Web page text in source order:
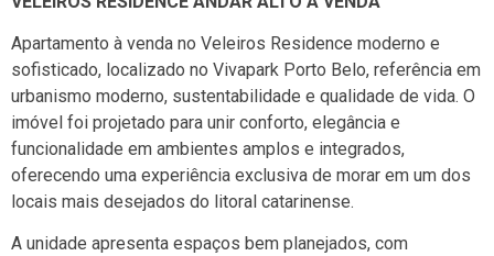
Apartamento à venda no Veleiros Residence moderno e
sofisticado, localizado no Vivapark Porto Belo, referência em
urbanismo moderno, sustentabilidade e qualidade de vida. O
imóvel foi projetado para unir conforto, elegância e
funcionalidade em ambientes amplos e integrados,
oferecendo uma experiência exclusiva de morar em um dos
locais mais desejados do litoral catarinense.
A unidade apresenta espaços bem planejados, com